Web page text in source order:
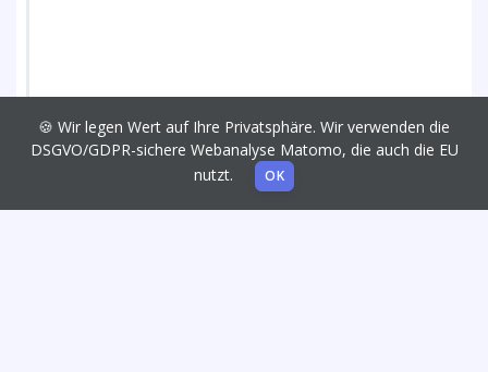
🍪 Wir legen Wert auf Ihre Privatsphäre. Wir verwenden die
DSGVO/GDPR-sichere Webanalyse Matomo, die auch die EU
nutzt.
OK